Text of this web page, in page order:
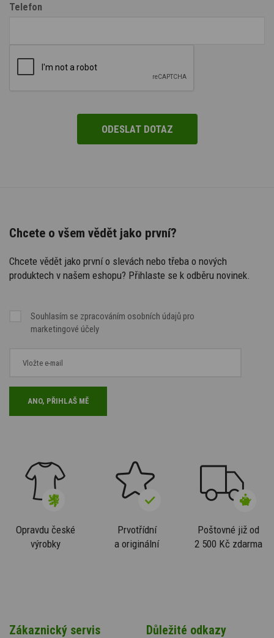
Telefon
Chcete o všem vědět jako první?
Chcete vědět jako první o slevách nebo třeba o nových
produktech v našem eshopu? Přihlaste se k odběru novinek.
Souhlasím se zpracováním osobních údajů pro
marketingové účely
Opravdu české
výrobky
Prvotřídní
a originální
Poštovné již od
2 500 Kč zdarma
Zákaznický servis Důležité odkazy